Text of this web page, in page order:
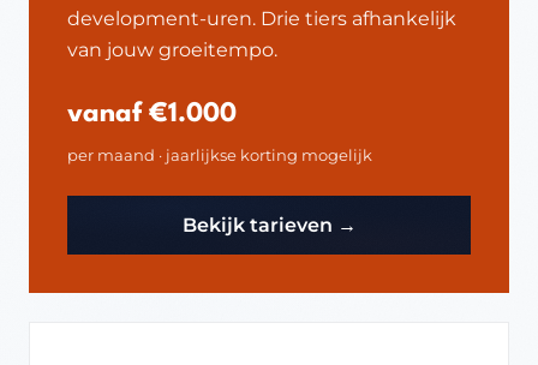
development-uren. Drie tiers afhankelijk
van jouw groeitempo.
vanaf €1.000
per maand · jaarlijkse korting mogelijk
Bekijk tarieven →